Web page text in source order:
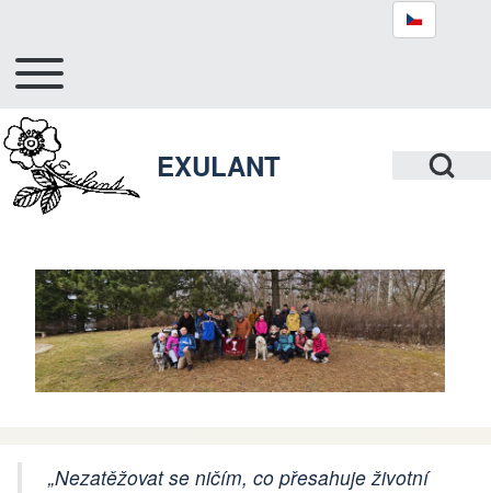
Close search
Hlavní navigace
Toggle main menu
Open Search
EXULANT
„Nezatěžovat se ničím, co přesahuje životní